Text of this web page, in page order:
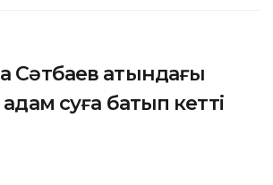
Сәтбаев атындағы
суға батып кетті